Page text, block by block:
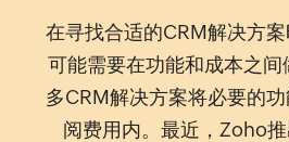
在寻找合适的CRM解决方
可能需要在功能和成本之
多CRM解决方案将必要的
阅费用内。最近，Zoho